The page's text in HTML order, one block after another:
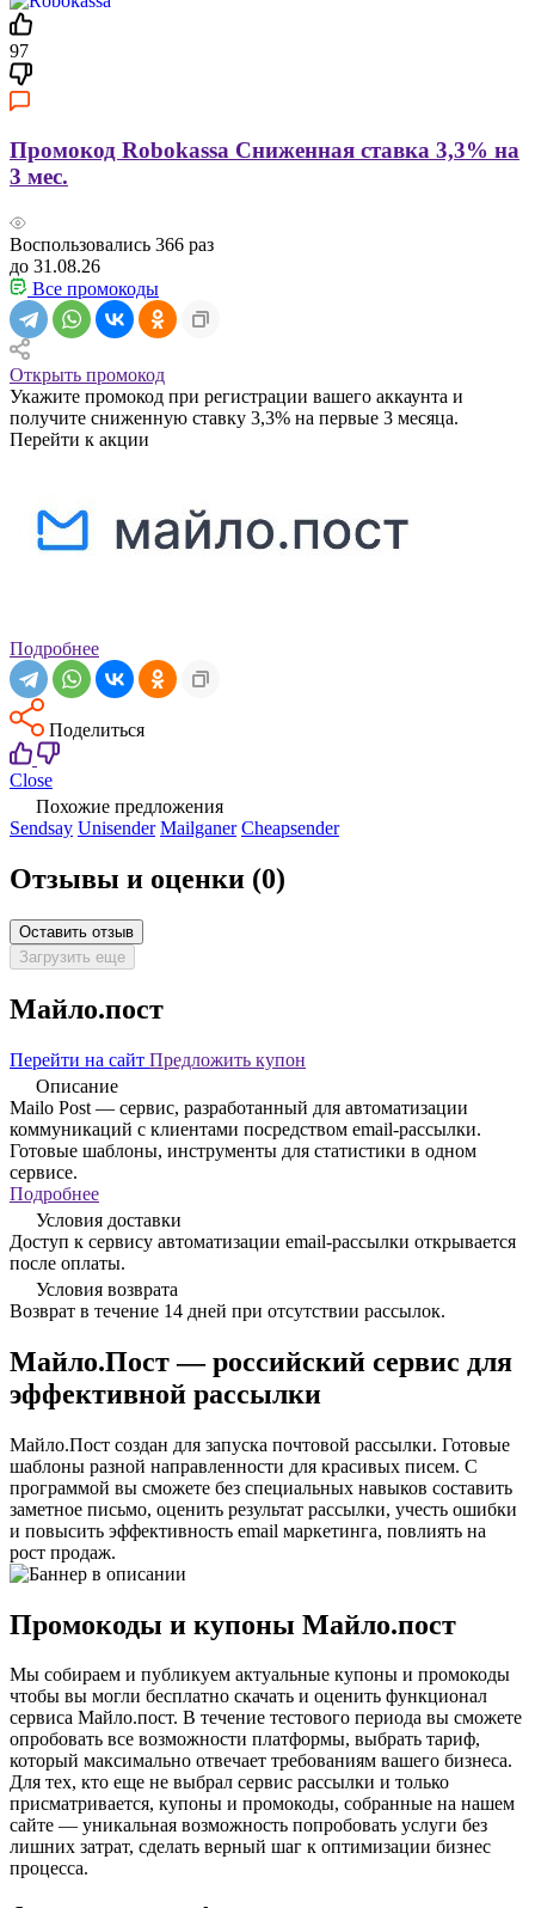
97
Промокод Robokassa Сниженная ставка 3,3% на
3 мес.
Воспользовались 366 раз
до 31.08.26
Все промокоды
Открыть промокод
Укажите промокод при регистрации вашего аккаунта и
получите сниженную ставку 3,3% на первые 3 месяца.
Перейти к акции
Подробнее
Поделиться
Close
Похожие предложения
Sendsay Unisender Mailganer Cheapsender
Отзывы и оценки (0)
Оставить отзыв
Загрузить еще
Майло.пост
Перейти на сайт Предложить купон
Описание
Mailo Post — сервис, разработанный для автоматизации
коммуникаций с клиентами посредством email-рассылки.
Готовые шаблоны, инструменты для статистики в одном
сервисе.
Подробнее
Условия доставки
Доступ к сервису автоматизации email-рассылки открывается
после оплаты.
Условия возврата
Возврат в течение 14 дней при отсутствии рассылок.
Майло.Пост — российский сервис для
эффективной рассылки
Майло.Пост создан для запуска почтовой рассылки. Готовые
шаблоны разной направленности для красивых писем. С
программой вы сможете без специальных навыков составить
заметное письмо, оценить результат рассылки, учесть ошибки
и повысить эффективность email маркетинга, повлиять на
рост продаж.
Промокоды и купоны Майло.пост
Мы собираем и публикуем актуальные купоны и промокоды
чтобы вы могли бесплатно скачать и оценить функционал
сервиса Майло.пост. В течение тестового периода вы сможете
опробовать все возможности платформы, выбрать тариф,
который максимально отвечает требованиям вашего бизнеса.
Для тех, кто еще не выбрал сервис рассылки и только
присматривается, купоны и промокоды, собранные на нашем
сайте — уникальная возможность попробовать услуги без
лишних затрат, сделать верный шаг к оптимизации бизнес
процесса.